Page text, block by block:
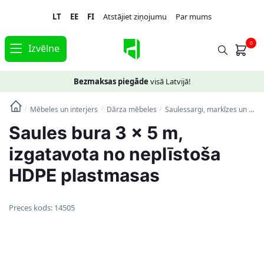
navigation
content
LT EE FI Atstājiet ziņojumu Par mums
Izvēlne 0
Bezmaksas piegāde visā Latvijā!
/ Mēbeles un interjers / Dārza mēbeles / Saulessargi, markīzes un statīvi
Saules bura 3 x 5 m,
izgatavota no neplīstoša
HDPE plastmasas
Preces kods: 14505